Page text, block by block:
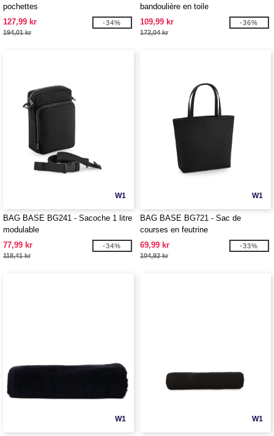
pochettes
127,99 kr
194,01 kr
-34%
bandoulière en toile
109,99 kr
172,04 kr
-36%
W1
BAG BASE BG241 - Sacoche 1 litre
modulable
77,99 kr
118,41 kr
-34%
W1
BAG BASE BG721 - Sac de
courses en feutrine
69,99 kr
104,92 kr
-33%
W1 W1